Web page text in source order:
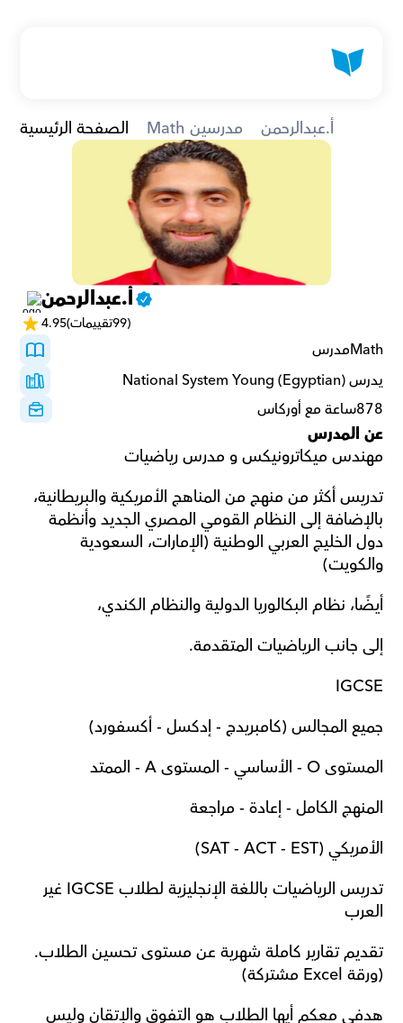
الصفحة الرئيسية Math مدرسين أ.عبدالرحمن
أ.عبدالرحمن
4.95 (99تقييمات)
Mathمدرس
يدرس National System Young (Egyptian)
878ساعة مع أوركاس
عن المدرس
مهندس ميكاترونيكس و مدرس رياضيات
والكويت)
أيضًا، نظام البكالوريا الدولية والنظام الكندي،
إلى جانب الرياضيات المتقدمة.
IGCSE
جميع المجالس (كامبريدج - إدكسل - أكسفورد)
المستوى O - الأساسي - المستوى A - الممتد
المنهج الكامل - إعادة - مراجعة
الأمريكي (SAT - ACT - EST)
العرب
(ورقة Excel مشتركة)